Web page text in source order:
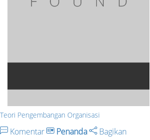
Teori Pengembangan Organisasi
Komentar Penanda Bagikan